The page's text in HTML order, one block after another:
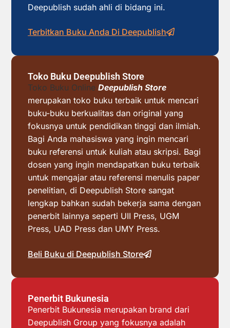
Deepublish sudah ahli di bidang ini.
Terbitkan Buku Anda Di Deepublish
Toko Buku Deepublish Store
Toko Buku Online Deepublish Store
merupakan toko buku terbaik untuk mencari
buku-buku berkualitas dan original yang
fokusnya untuk pendidikan tinggi dan ilmiah.
Bagi Anda mahasiswa yang ingin mencari
buku referensi untuk kuliah atau skripsi. Bagi
dosen yang ingin mendapatkan buku terbaik
untuk mengajar atau referensi menulis paper
penelitian, di Deepublish Store sangat
lengkap bahkan sudah bekerja sama dengan
penerbit lainnya seperti UII Press, UGM
Press, UAD Press dan UMY Press.
Beli Buku di Deepublish Store
Penerbit Bukunesia
Penerbit Bukunesia merupakan brand dari
Deepublish Group yang fokusnya adalah